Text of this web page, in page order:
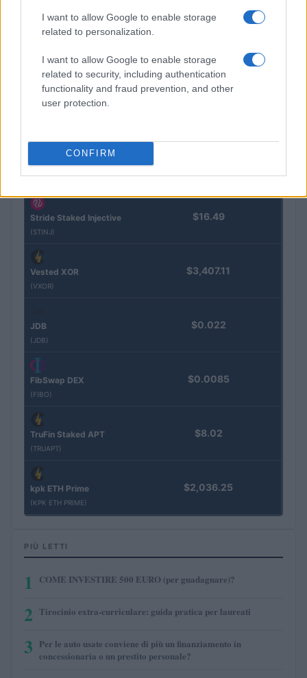
I want to allow Google to enable storage
related to personalization.
I want to allow Google to enable storage
related to security, including authentication
functionality and fraud prevention, and other
user protection.
CONFIRM
Kinza Babylon Staked
(KBTC)
Steakhouse EURCV
Morpho Vault
Epoch Island
(EPOCH)
Stride Staked Injective
(STINJ)
$16.49
Vested XOR
(VXOR)
$3,407.11
JDB
(JDB)
$0.022
FibSwap DEX
(FIBO)
$0.0085
TruFin Staked APT
(TRUAPT)
$8.02
kpk ETH Prime
(KPK ETH PRIME)
$2,036.25
PIÙ LETTI
1 COME INVESTIRE 500 EURO (per guadagnare)?
2 Tirocinio extra-curriculare: guida pratica per laureati
3 Per le auto usate conviene di più un finanziamento in
concessionaria o un prestito personale?